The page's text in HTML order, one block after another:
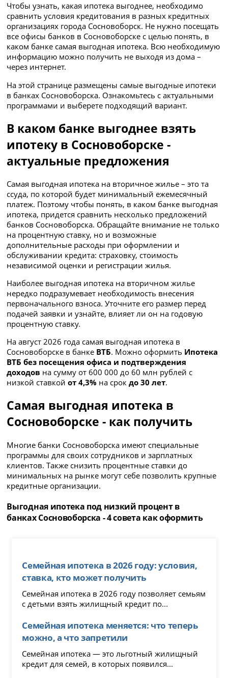
Чтобы узнать, какая ипотека выгоднее, необходимо
сравнить условия кредитования в разных кредитных
организациях города Сосновоборск. Не нужно посещать
все офисы банков в Сосновоборске с целью понять, в
каком банке самая выгодная ипотека. Всю необходимую
информацию можно получить не выходя из дома –
через интернет.
На этой странице размещены самые выгодные ипотеки
в банках Сосновоборска. Ознакомьтесь с актуальными
программами и выберете подходящий вариант.
В каком банке выгоднее взять
ипотеку в Сосновоборске -
актуальные предложения
Самая выгодная ипотека на вторичное жилье – это та
ссуда, по которой будет минимальный ежемесячный
платеж. Поэтому чтобы понять, в каком банке выгодная
ипотека, придется сравнить несколько предложений
банков Сосновоборска. Обращайте внимание не только
на процентную ставку, но и возможные
дополнительные расходы при оформлении и
обслуживании кредита: страховку, стоимость
независимой оценки и регистрации жилья.
Наиболее выгодная ипотека на вторичном жилье
нередко подразумевает необходимость внесения
первоначального взноса. Уточните его размер перед
подачей заявки и узнайте, влияет ли он на годовую
процентную ставку.
На август 2026 года самая выгодная ипотека в
Сосновоборске в банке ВТБ. Можно оформить Ипотека
ВТБ без посещения офиса и подтверждения
доходов на сумму от 600 000 до 60 млн рублей с
низкой ставкойот 4,3% на срокдо 30 лет.
Самая выгодная ипотека в
Сосновоборске - как получить
Многие банки Сосновоборска имеют специальные
программы для своих сотрудников и зарплатных
клиентов. Также снизить процентные ставки до
минимальных на рынке могут себе позволить крупные
кредитные организации.
Выгодная ипотека под низкий процент в
банках Сосновоборска - 4 совета как оформить
Семейная ипотека в 2026 году: условия,
ставка, кто может получить
Семейная ипотека в 2026 году позволяет семьям
с детьми взять жилищный кредит по...
Семейная ипотека меняется: что теперь
можно, а что запретили
Семейная ипотека — это льготный жилищный
кредит для семей, в которых появился...